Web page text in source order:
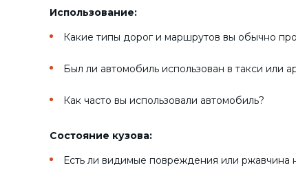
Использование:
Какие типы дорог и маршрутов вы обычно
Был ли автомобиль использован в такси или
Как часто вы использовали автомобиль?
Состояние кузова:
Есть ли видимые повреждения или ржавчина